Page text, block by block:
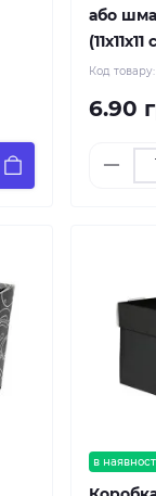
або
(11х11х11
Код товару:
6.90
в